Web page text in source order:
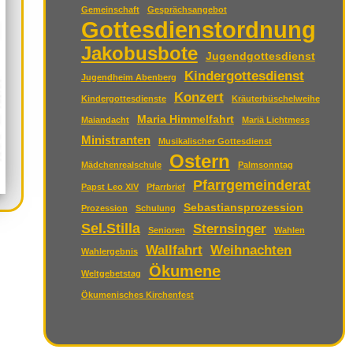
Gemeinschaft Gesprächsangebot
Gottesdienstordnung
Jakobusbote Jugendgottesdienst
Jugendheim Abenberg Kindergottesdienst
Kindergottesdienste Konzert Kräuterbüschelweihe
Maiandacht Maria Himmelfahrt Mariä Lichtmess
Ministranten Musikalischer Gottesdienst
Mädchenrealschule Ostern Palmsonntag
Papst Leo XIV Pfarrbrief Pfarrgemeinderat
Prozession Schulung Sebastiansprozession
Sel.Stilla Senioren Sternsinger Wahlen
Wahlergebnis Wallfahrt Weihnachten
Weltgebetstag Ökumene
Ökumenisches Kirchenfest